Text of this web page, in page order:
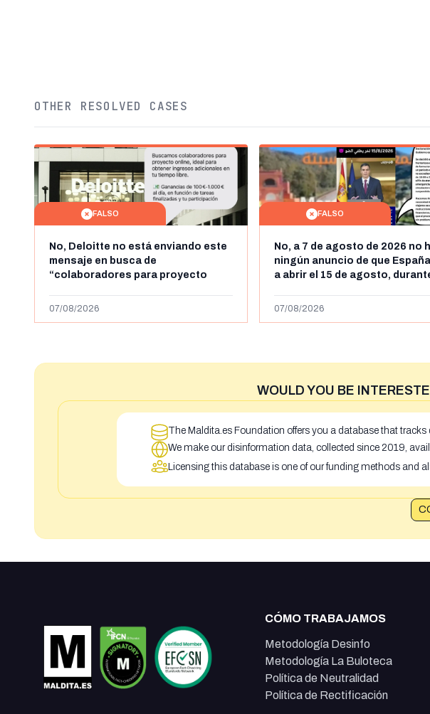
OTHER RESOLVED CASES
FALSO
No, Deloitte no está enviando este
mensaje en busca de
“colaboradores para proyecto
1.000 euros al día: es un timo
07/08/2026
FALSO
No, a 7 de agosto de 2026 no
ningún anuncio de que
a abrir el 15 de agosto,
y Ceuta
07/08/2026
WOULD YOU BE
The Maldita.es Foundation offers you a database that
We make our disinformation data, collected since 2019,
Licensing this database is one of our funding methods and
CÓMO TRABAJAMOS
Metodología Desinfo
Metodología La Buloteca
Política de Neutralidad
Política de Rectificación